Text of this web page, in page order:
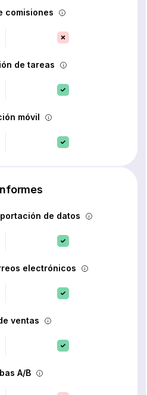
comisiones
de tareas
móvil
de datos
electrónicos
ventas
A/B